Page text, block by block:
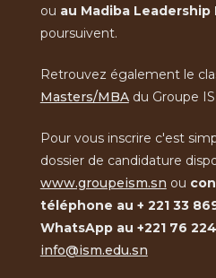
ou au Madiba
poursuivent.
Retrouvez également le
Masters/MBAdu Groupe
Pour vous inscrire c'est
dossier de candidature
www.groupeism.sn ou
téléphone au + 221 33
WhatsApp au +221 76
info@ism.edu.sn